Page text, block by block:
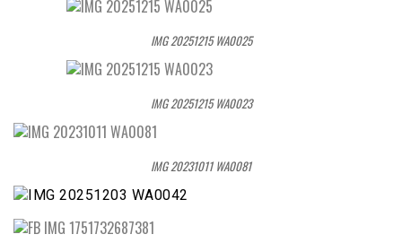
IMG 20251215 WA0025
IMG 20251215 WA0023
IMG 20231011 WA0081